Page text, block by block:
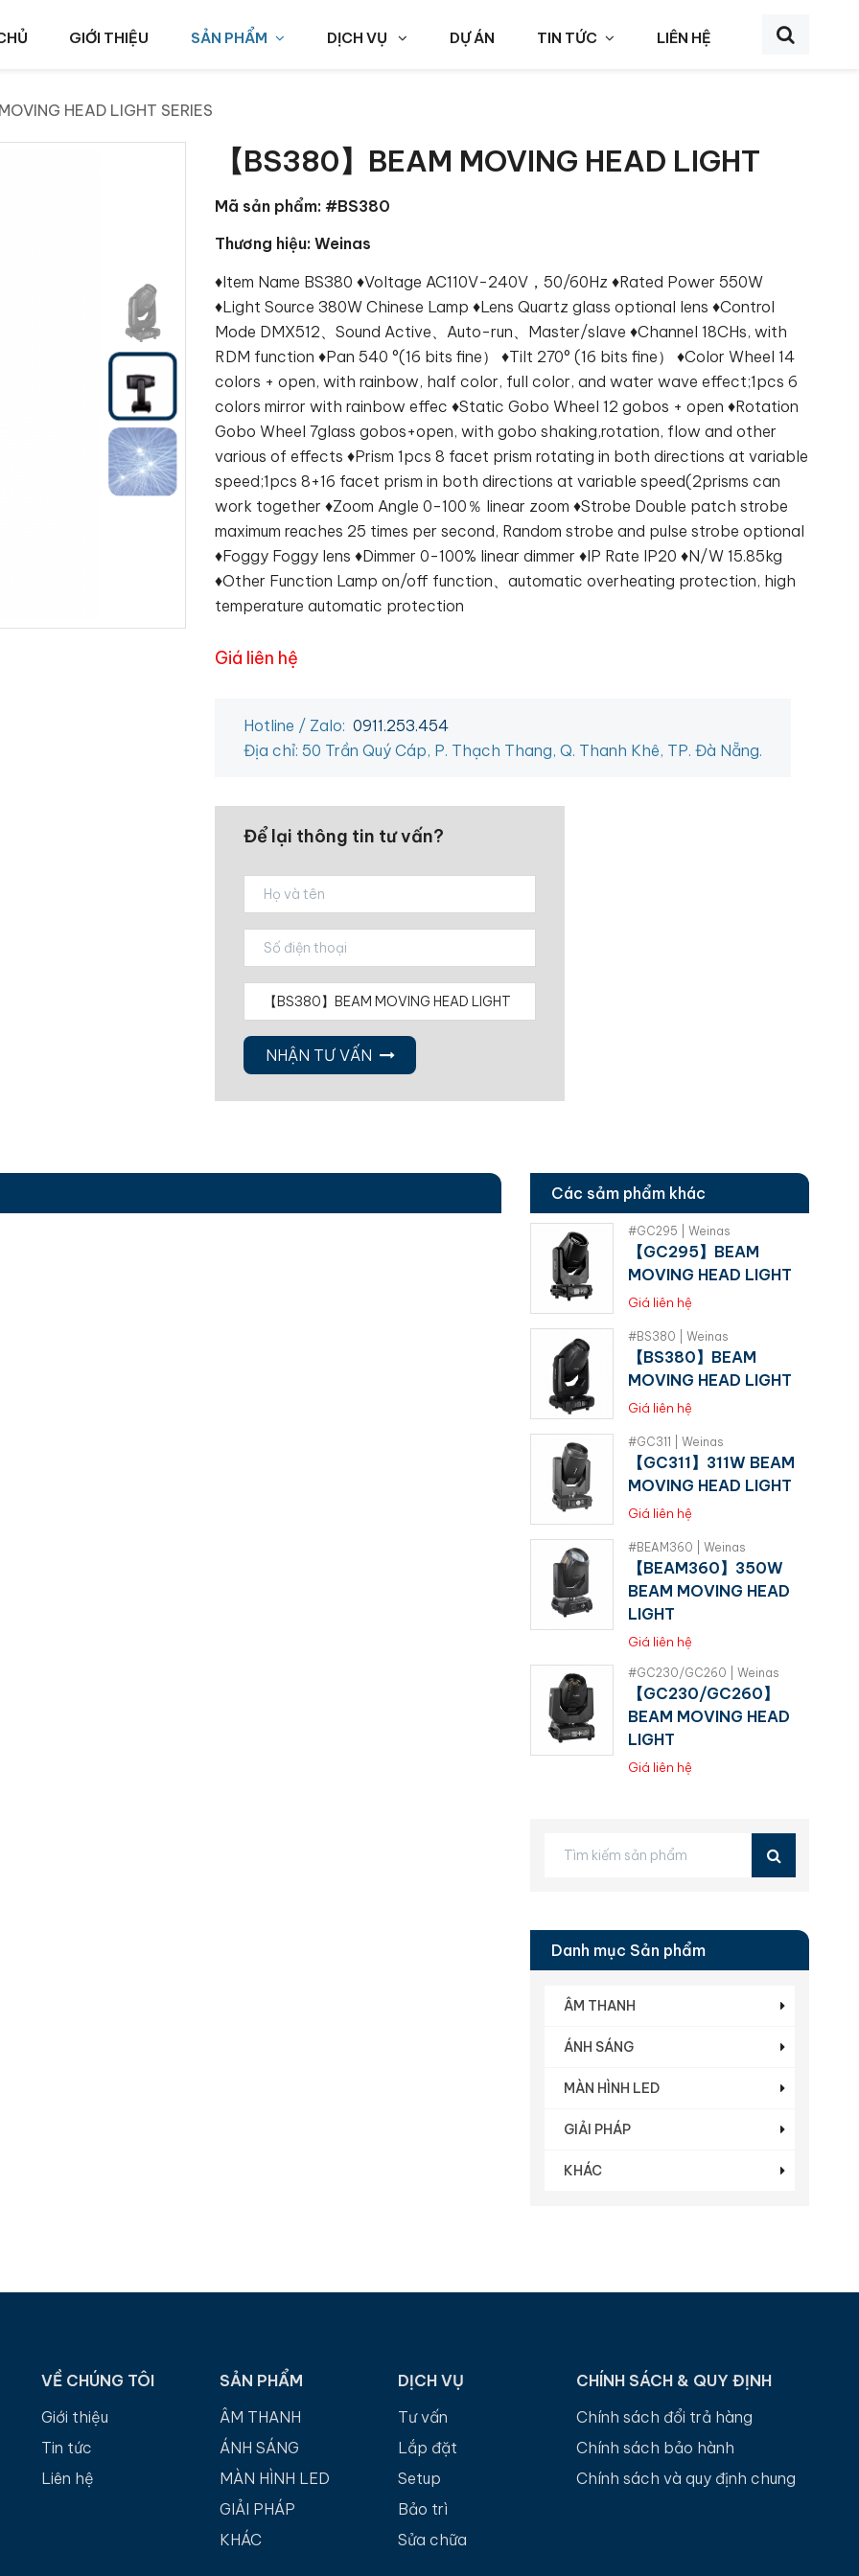
GIỚI THIỆU SẢN PHẨM DỊCH VỤ DỰ ÁN TIN TỨC LIÊN HỆ
HEAD LIGHT SERIES
【BS380】BEAM MOVING HEAD LIGHT
Mã sản phẩm: #BS380
Thương hiệu: Weinas
♦Item Name BS380 ♦Voltage AC110V-240V，50/60Hz ♦Rated Power 550W
♦Light Source 380W Chinese Lamp ♦Lens Quartz glass optional lens ♦Control
Mode DMX512、Sound Active、Auto-run、Master/slave ♦Channel 18CHs, with
RDM function ♦Pan 540 °(16 bits fine） ♦Tilt 270° (16 bits fine） ♦Color Wheel 14
colors + open, with rainbow, half color, full color, and water wave effect;1pcs 6
colors mirror with rainbow effec ♦Static Gobo Wheel 12 gobos + open ♦Rotation
Gobo Wheel 7glass gobos+open, with gobo shaking,rotation, flow and other
various of effects ♦Prism 1pcs 8 facet prism rotating in both directions at variable
speed;1pcs 8+16 facet prism in both directions at variable speed(2prisms can
work together ♦Zoom Angle 0-100％ linear zoom ♦Strobe Double patch strobe
maximum reaches 25 times per second, Random strobe and pulse strobe optional
♦Foggy Foggy lens ♦Dimmer 0-100% linear dimmer ♦IP Rate IP20 ♦N/W 15.85kg
♦Other Function Lamp on/off function、automatic overheating protection, high
temperature automatic protection
Giá liên hệ
Hotline / Zalo: 0911.253.454
Địa chỉ: 50 Trần Quý Cáp, P. Thạch Thang, Q. Thanh Khê, TP. Đà Nẵng.
Để lại thông tin tư vấn?
NHẬN TƯ VẤN
Các sảm phẩm khác
#GC295 | Weinas
【GC295】BEAM
MOVING HEAD LIGHT
Giá liên hệ
#BS380 | Weinas
【BS380】BEAM
MOVING HEAD LIGHT
Giá liên hệ
#GC311 | Weinas
【GC311】311W BEAM
MOVING HEAD LIGHT
Giá liên hệ
#BEAM360 | Weinas
【BEAM360】350W
BEAM MOVING HEAD
LIGHT
Giá liên hệ
#GC230/GC260 | Weinas
【GC230/GC260】
BEAM MOVING HEAD
LIGHT
Giá liên hệ
Danh mục Sản phẩm
ÂM THANH
ÁNH SÁNG
MÀN HÌNH LED
GIẢI PHÁP
KHÁC
VỀ CHÚNG TÔI
Giới thiệu
Tin tức
Liên hệ
SẢN PHẨM
ÂM THANH
ÁNH SÁNG
MÀN HÌNH LED
GIẢI PHÁP
KHÁC
DỊCH VỤ
Tư vấn
Lắp đặt
Setup
Bảo trì
Sửa chữa
CHÍNH SÁCH & QUY ĐỊNH
Chính sách đổi trả hàng
Chính sách bảo hành
Chính sách và quy định chung